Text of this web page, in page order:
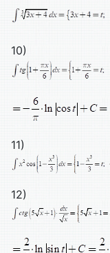
10)
11)
12)